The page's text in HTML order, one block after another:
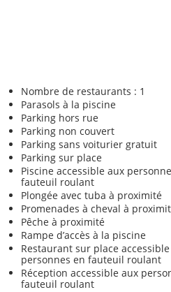
Nombre de restaurants : 1
Parasols à la piscine
Parking hors rue
Parking non couvert
Parking sans voiturier gratuit
Parking sur place
Piscine accessible aux
fauteuil roulant
Plongée avec tuba à proximité
Promenades à cheval à
Pêche à proximité
Rampe d’accès à la piscine
Restaurant sur place
personnes en fauteuil roulant
Réception accessible aux
fauteuil roulant